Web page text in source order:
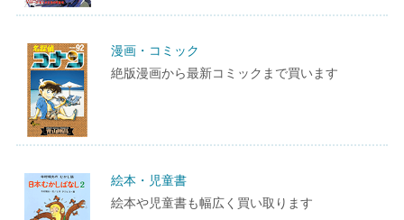
漫画・コミック
絶版漫画から最新コミックまで買います
絵本・児童書
絵本や児童書も幅広く買い取ります